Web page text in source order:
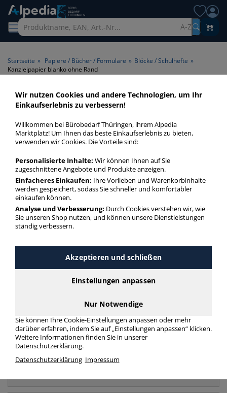
A-Z
Startseite » Papiere / Bücher / Formulare » Blöcke / Schulhefte »
Kanzleipapier blanko ohne Rand
Kanzleipapier blanko ohne
Rand > Lineatur blanko ohne
Rand
Kanzleipapier blanko ohne Rand in bester Qualität zum
günstigen Preis. Finden Sie schnell Kanzleipapier blanko
ohne Rand mit unserer Filter-Funktion.
Kanzleipapier blanko ohne Rand
mehr Infos zur Kategorie
Häufig gesucht
kariert ohne Rand
Kanzleipapier
kariert mit Rand
Kanzleipapier
Wir nutzen Cookies und andere Technologien, um Ihr
Einkaufserlebnis zu verbessern!
Willkommen bei Bürobedarf Thüringen, ihrem Alpedia
Marktplatz! Um Ihnen das beste Einkaufserlebnis zu bieten,
verwenden wir Cookies. Die Vorteile sind:
Personalisierte Inhalte: Wir können Ihnen auf Sie
zugeschnittene Angebote und Produkte anzeigen.
Einfacheres Einkaufen: Ihre Vorlieben und Warenkorbinhalte
werden gespeichert, sodass Sie schneller und komfortabler
einkaufen können.
Analyse und Verbesserung: Durch Cookies verstehen wir, wie
Sie unseren Shop nutzen, und können unsere Dienstleistungen
ständig verbessern.
Akzeptieren und schließen
Einstellungen anpassen
Nur Notwendige
Sie können Ihre Cookie-Einstellungen anpassen oder mehr
darüber erfahren, indem Sie auf „Einstellungen anpassen“ klicken.
Weitere Informationen finden Sie in unserer
Datenschutzerklärung.
Datenschutzerklärung Impressum